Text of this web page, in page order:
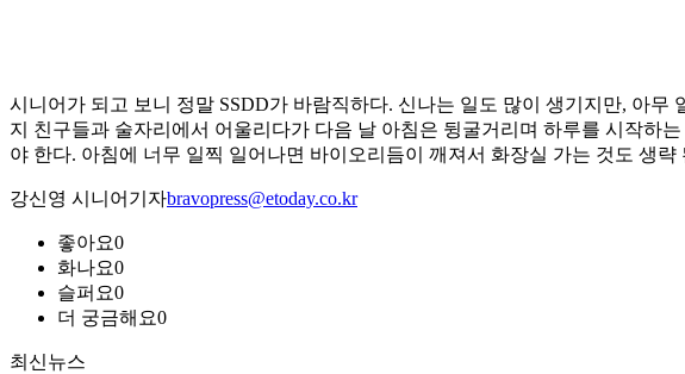
시니어가 되고 보니 정말 SSDD가 바람직하다. 신나는 일도 많이 생기지만, 아
지 친구들과 술자리에서 어울리다가 다음 날 아침은 뒹굴거리며 하루를 시작하
야 한다. 아침에 너무 일찍 일어나면 바이오리듬이 깨져서 화장실 가는 것도 생
강신영 시니어기자bravopress@etoday.co.kr
좋아요0
화나요0
슬퍼요0
더 궁금해요0
최신뉴스